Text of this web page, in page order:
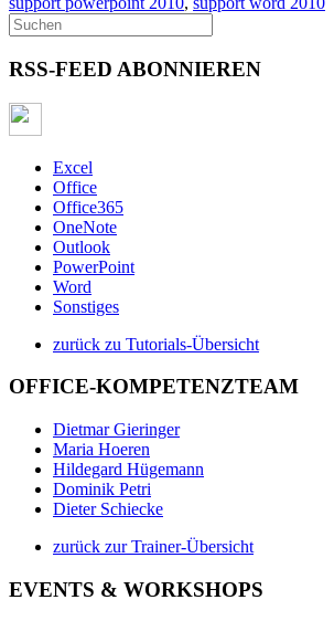
RSS-FEED ABONNIEREN
Excel
Office
Office365
OneNote
Outlook
PowerPoint
Word
Sonstiges
zurück zu Tutorials-Übersicht
OFFICE-KOMPETENZTEAM
Dietmar Gieringer
Maria Hoeren
Hildegard Hügemann
Dominik Petri
Dieter Schiecke
zurück zur Trainer-Übersicht
EVENTS & WORKSHOPS